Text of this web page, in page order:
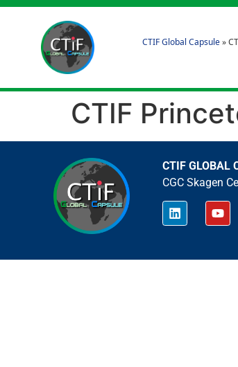
CTIF Global Capsule»
CTIF
CTIF GLOBAL
CGC Skagen